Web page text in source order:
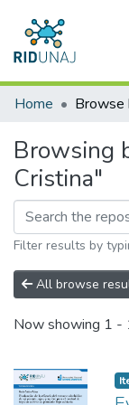
Communities &
Home Browse
Browsing
Cristina"
Filter results by
All browse
Now showing 1 -